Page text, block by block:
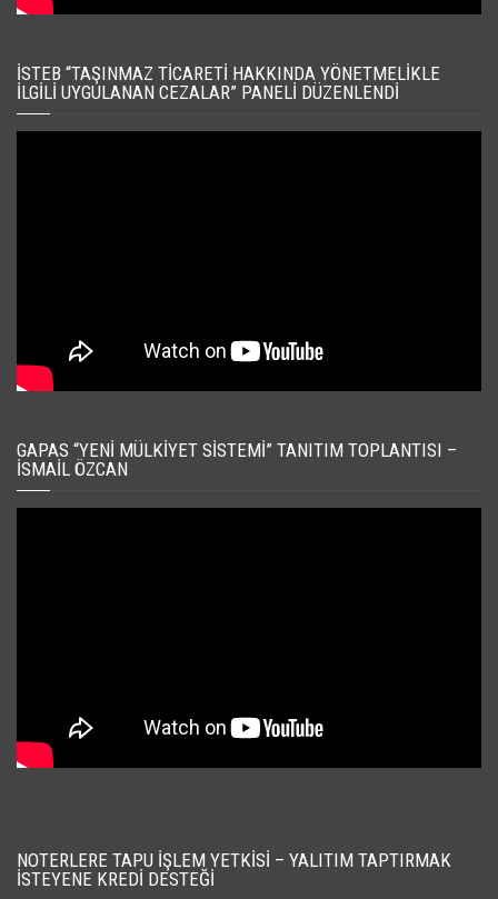
İSTEB “TAŞINMAZ TICARETI HAKKINDA YÖNETMELIKLE
İLGILI UYGULANAN CEZALAR” PANELI DÜZENLENDI
GAPAS “YENI MÜLKIYET SISTEMI” TANITIM TOPLANTISI –
İSMAIL ÖZCAN
NOTERLERE TAPU İŞLEM YETKISI – YALITIM TAPTIRMAK
İSTEYENE KREDI DESTEĞI